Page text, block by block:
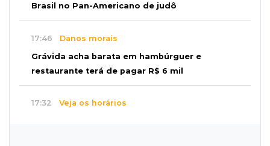
Brasil no Pan-Americano de judô
17:46 Danos morais
Grávida acha barata em hambúrguer e
restaurante terá de pagar R$ 6 mil
17:32 Veja os horários